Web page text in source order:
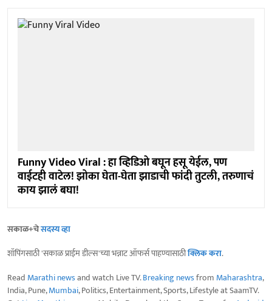
Funny Video Viral : हा व्हिडिओ बघून हसू येईल, पण
वाईटही वाटेल! झोका घेता-घेता झाडाची फांदी तुटली, तरुणाचं
काय झालं बघा!
सकाळ+चेसदस्य व्हा
शॉपिंगसाठी 'सकाळ प्राईम डील्स'च्या भन्नाट ऑफर्स पाहण्यासाठीक्लिक करा.
Read Marathi newsand watch Live TV.Breaking newsfrom Maharashtra,
India, Pune,Mumbai, Politics, Entertainment, Sports, Lifestyle at SaamTV.